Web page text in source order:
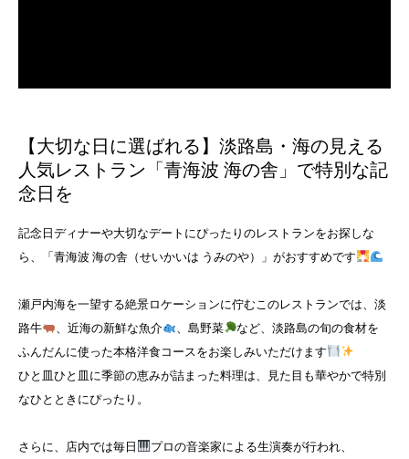
【大切な日に選ばれる】淡路島・海の見える
人気レストラン「青海波 海の舎」で特別な記
念日を
記念日ディナーや大切なデートにぴったりのレストランをお探しな
ら、「青海波 海の舎（せいかいは うみのや）」がおすすめです
瀬戸内海を一望する絶景ロケーションに佇むこのレストランでは、淡
路牛
、近海の新鮮な魚介 、島野菜
など、淡路島の旬の食材を
ふんだんに使った本格洋食コースをお楽しみいただけます
ひと皿ひと皿に季節の恵みが詰まった料理は、見た目も華やかで特別
なひとときにぴったり。
さらに、店内では毎日
プロの音楽家による生演奏が行われ、